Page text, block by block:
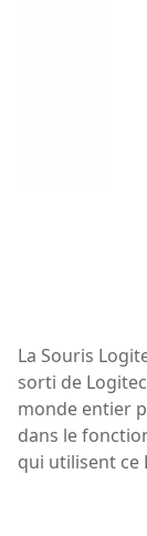
La Souris
sorti de
monde entier
dans le
qui utilisent ce